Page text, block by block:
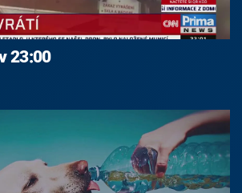
23:00